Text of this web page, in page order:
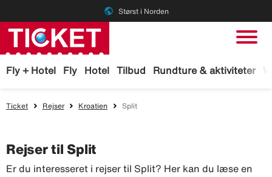
public Størst i Norden
Fly + Hotel Fly Hotel Tilbud Rundture & aktiviteter
Ticket Rejser Kroatien Split
Rejser til Split
Er du interesseret i rejser til Split? Her kan du læse en